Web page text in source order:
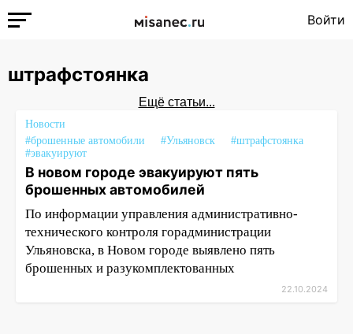
Войти
штрафстоянка
Ещё статьи...
Новости
#брошенные автомобили
#Ульяновск
#штрафстоянка
#эвакуируют
В новом городе эвакуируют пять
брошенных автомобилей
По информации управления административно-
технического контроля горадминистрации
Ульяновска, в Новом городе выявлено пять
брошенных и разукомплектованных
22.10.2024